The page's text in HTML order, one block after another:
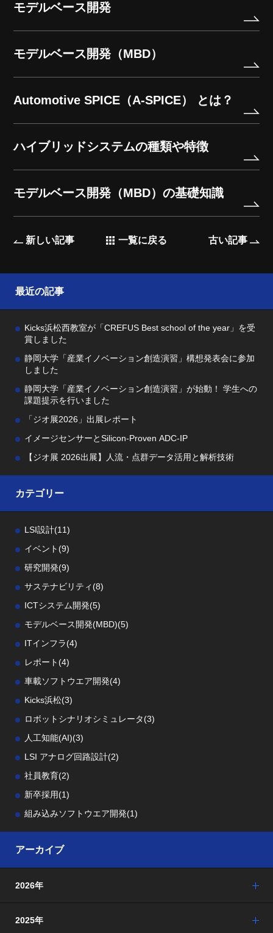
モデルベース開発
モデルベース開発（MBD）
Automotive SPICE（A-SPICE） とは？
ハイブリッドシステムの種類や特徴
モデルベース開発（MBD）の基礎知識
新しい記事 一覧に戻る 古い記事
最近の記事
Kicks浜松西教室が「CREFUS Best school of the year」を受
賞しました
静岡大学「産業イノベーション創造演習」構想発表会に参加
しました
静岡大学「産業イノベーション創造演習」が始動！ 学生への
課題提示を行いました
「ジオ展2026」出展レポート
イメージセンサーとSilicon-Proven ADC-IP
【ジオ展 2026出展】人流・点群データ活用と解析技術
カテゴリー
LSI設計(11)
イベント (9)
研究開発(9)
サステナビリティ (8)
ICTシステム開発(5)
モデルベース開発(MBD)(5)
ITインフラ(4)
レポート (4)
車載ソフトウエア開発(4)
Kicks浜松(3)
ロボットシナリオシミュレータ(3)
人工知能(AI)(3)
LSI アナログ回路設計(2)
社員教育(2)
新卒採用(1)
組み込みソフトウエア開発(1)
アーカイブ
2026年
2025年